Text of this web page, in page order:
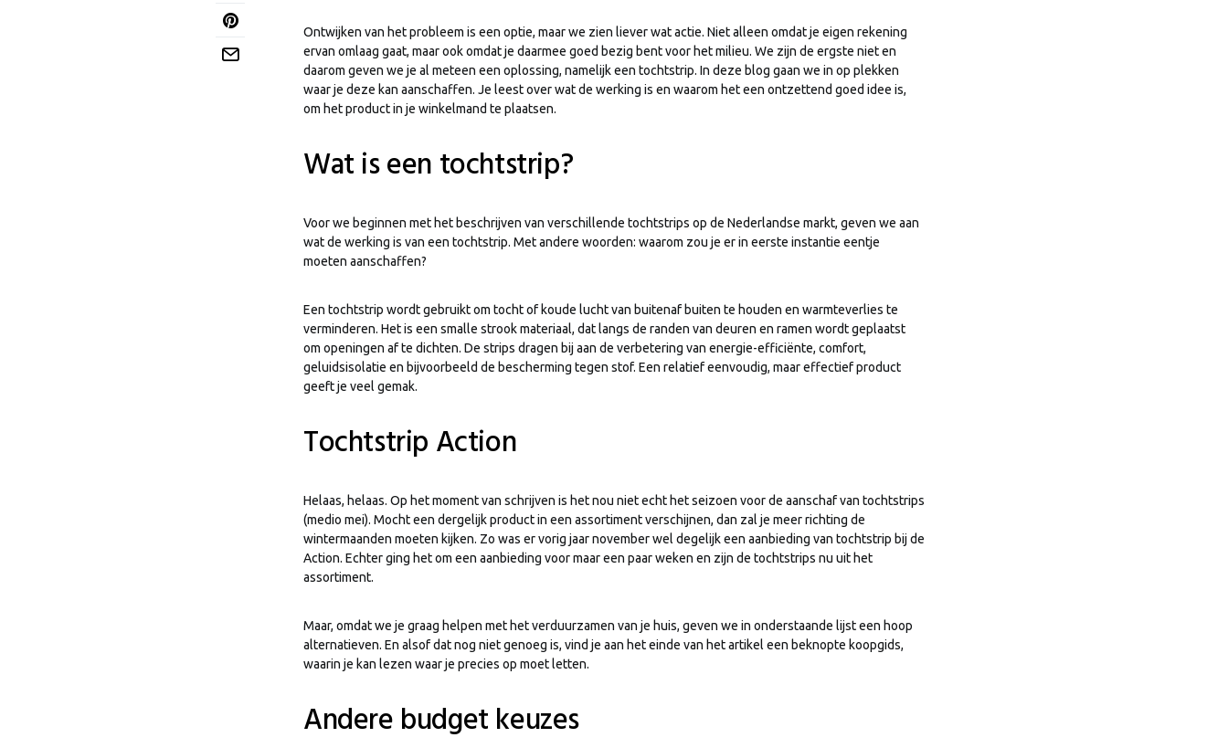
Ontwijken van het probleem is een optie, maar we zien liever wat actie. Niet alleen omdat je eigen rekening
ervan omlaag gaat, maar ook omdat je daarmee goed bezig bent voor het milieu. We zijn de ergste niet en
daarom geven we je al meteen een oplossing, namelijk een tochtstrip. In deze blog gaan we in op plekken
waar je deze kan aanschaffen. Je leest over wat de werking is en waarom het een ontzettend goed idee is,
om het product in je winkelmand te plaatsen.
Wat is een tochtstrip?
Voor we beginnen met het beschrijven van verschillende tochtstrips op de Nederlandse markt, geven we aan
wat de werking is van een tochtstrip. Met andere woorden: waarom zou je er in eerste instantie eentje
moeten aanschaffen?
Een tochtstrip wordt gebruikt om tocht of koude lucht van buitenaf buiten te houden en warmteverlies te
verminderen. Het is een smalle strook materiaal, dat langs de randen van deuren en ramen wordt geplaatst
om openingen af te dichten. De strips dragen bij aan de verbetering van energie-efficiënte, comfort,
geluidsisolatie en bijvoorbeeld de bescherming tegen stof. Een relatief eenvoudig, maar effectief product
geeft je veel gemak.
Tochtstrip Action
Helaas, helaas. Op het moment van schrijven is het nou niet echt het seizoen voor de aanschaf van tochtstrips
(medio mei). Mocht een dergelijk product in een assortiment verschijnen, dan zal je meer richting de
wintermaanden moeten kijken. Zo was er vorig jaar november wel degelijk een aanbieding van tochtstrip bij de
Action. Echter ging het om een aanbieding voor maar een paar weken en zijn de tochtstrips nu uit het
assortiment.
Maar, omdat we je graag helpen met het verduurzamen van je huis, geven we in onderstaande lijst een hoop
alternatieven. En alsof dat nog niet genoeg is, vind je aan het einde van het artikel een beknopte koopgids,
waarin je kan lezen waar je precies op moet letten.
Andere budget keuzes